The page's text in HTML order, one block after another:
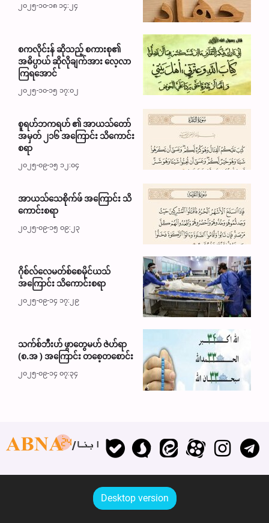
၂၀၂၅-၁၀-၁၈ ၁၄:၂၄
စကလိုင်းန် ဆိုသည့် စကားစု၏
အဓိပ္ပာယ် ဆိုလိုချက်အား လေ့လာ
ကြရအောင်
၂၀၂၅-၁၀-၁၅ ၁၇:၀၂
စူရဟ်ဘကရဟ် ၏ အာယသ်တော်
အမှတ် ၂၁၆ အကြောင်း သိကောင်း
စရာ
၂၀၂၅-၀၉-၁၅ ၁၂:၀၄
အာယသ်သေစိုက်ဖ် အကြောင်း သိ
ကောင်းစရာ
၂၀၂၅-၀၉-၁၅ ၀၉:၂၃
ဂိုစ်လ်လေမတ်စ်စေမိုင်ယသ်
အကြောင်း သိကောင်းစရာ
၂၀၂၅-၀၉-၁၄ ၁၇:၂၉
သက်စ်ဘီးဟ် ဖွာတွေမဟ် ဇဲဟ်ရာ
(စ.အ ) အကြောင်း တစေ့တစောင်း
၂၀၂၅-၀၉-၁၄ ၀၇:၃၄
ابنا
Desktop version